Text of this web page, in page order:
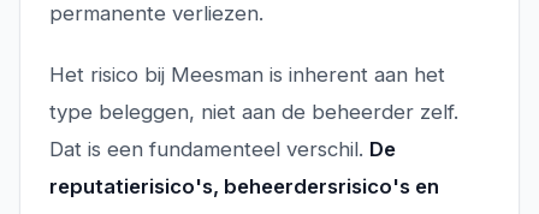
permanente verliezen.
Het risico bij Meesman is inherent aan het
type beleggen, niet aan de beheerder zelf.
Dat is een fundamenteel verschil. De
reputatierisico's, beheerdersrisico's en